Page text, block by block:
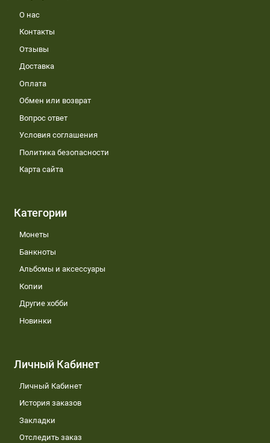
О нас
Контакты
Отзывы
Доставка
Оплата
Обмен или возврат
Вопрос ответ
Условия соглашения
Политика безопасности
Карта сайта
Категории
Монеты
Банкноты
Альбомы и аксессуары
Копии
Другие хобби
Новинки
Личный Кабинет
Личный Кабинет
История заказов
Закладки
Отследить заказ